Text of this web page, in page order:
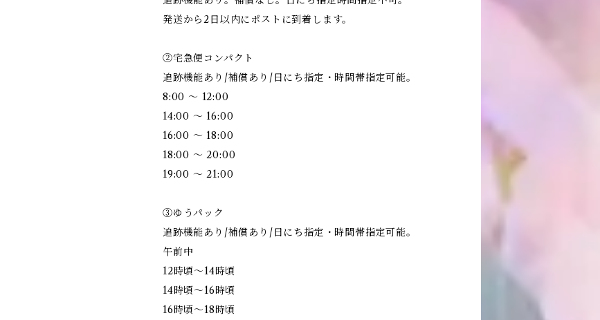
発送から2日以内にポストに到着します。
②宅急便コンパクト
追跡機能あり/補償あり/日にち指定・時間帯指定可能。
8:00 ～ 12:00
14:00 ～ 16:00
16:00 ～ 18:00
18:00 ～ 20:00
19:00 ～ 21:00
③ゆうパック
追跡機能あり/補償あり/日にち指定・時間帯指定可能。
午前中
12時頃～14時頃
14時頃～16時頃
16時頃～18時頃